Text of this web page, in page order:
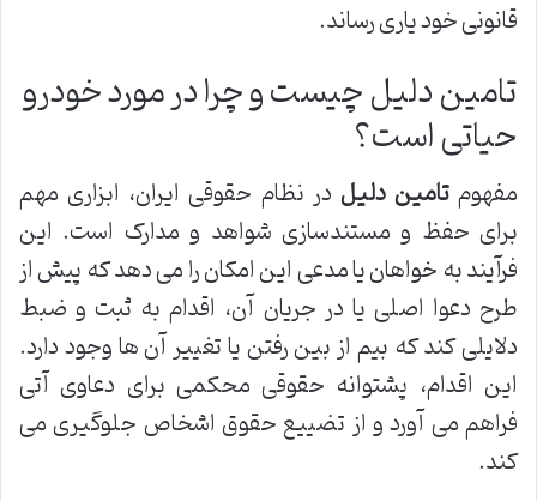
قانونی خود یاری رساند.
تامین دلیل چیست و چرا در مورد خودرو
حیاتی است؟
مفهومتامین دلیل در نظام حقوقی ایران، ابزاری مهم
برای حفظ و مستندسازی شواهد و مدارک است. این
فرآیند به خواهان یا مدعی این امکان را می دهد که پیش از
طرح دعوا اصلی یا در جریان آن، اقدام به ثبت و ضبط
دلایلی کند که بیم از بین رفتن یا تغییر آن ها وجود دارد.
این اقدام، پشتوانه حقوقی محکمی برای دعاوی آتی
فراهم می آورد و از تضییع حقوق اشخاص جلوگیری می
کند.